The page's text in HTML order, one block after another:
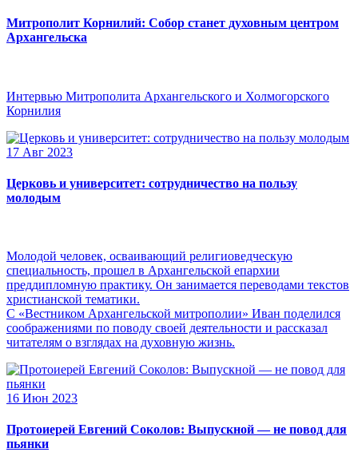
Митрополит Корнилий: Собор станет духовным центром
Архангельска
Интервью Митрополита Архангельского и Холмогорского
Корнилия
17 Авг 2023
Церковь и университет: сотрудничество на пользу
молодым
Молодой человек, осваивающий религиоведческую
специальность, прошел в Архангельской епархии
преддипломную практику. Он занимается переводами текстов
христианской тематики.
С «Вестником Архангельской митрополии» Иван поделился
соображениями по поводу своей деятельности и рассказал
читателям о взглядах на духовную жизнь.
16 Июн 2023
Протоиерей Евгений Соколов: Выпускной — не повод для
пьянки